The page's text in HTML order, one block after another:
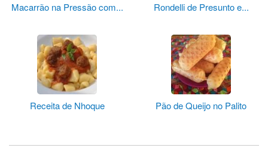
Macarrão na Pressão com... Rondelli de Presunto e...
Receita de Nhoque Pão de Queijo no Palito